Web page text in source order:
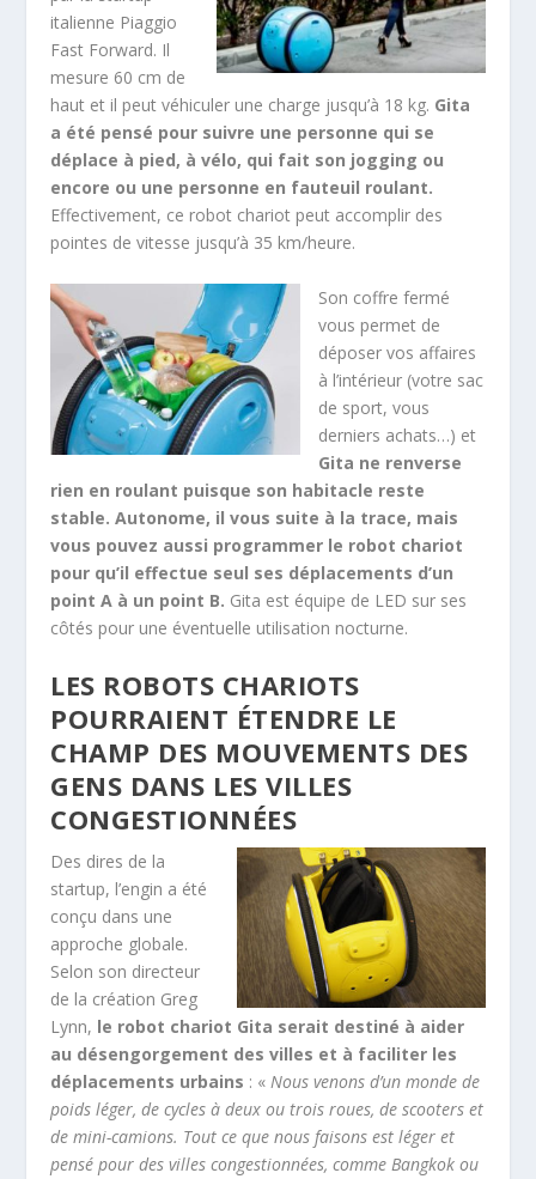
italienne Piaggio
Fast Forward. Il
mesure 60 cm de
haut et il peut véhiculer une charge jusqu’à 18 kg. Gita
a été pensé pour suivre une personne qui se
déplace à pied, à vélo, qui fait son jogging ou
encore ou une personne en fauteuil roulant.
Effectivement, ce robot chariot peut accomplir des
pointes de vitesse jusqu’à 35 km/heure.
Son coffre fermé
vous permet de
déposer vos affaires
à l’intérieur (votre sac
de sport, vous
derniers achats…) et
Gita ne renverse
rien en roulant puisque son habitacle reste
stable. Autonome, il vous suite à la trace, mais
vous pouvez aussi programmer le robot chariot
pour qu’il effectue seul ses déplacements d’un
point A à un point B. Gita est équipe de LED sur ses
côtés pour une éventuelle utilisation nocturne.
LES ROBOTS CHARIOTS
POURRAIENT ÉTENDRE LE
CHAMP DES MOUVEMENTS DES
GENS DANS LES VILLES
CONGESTIONNÉES
Des dires de la
startup, l’engin a été
conçu dans une
approche globale.
Selon son directeur
de la création Greg
Lynn, le robot chariot Gita serait destiné à aider
au désengorgement des villes et à faciliter les
déplacements urbains : «Nous venons d’un monde de
poids léger, de cycles à deux ou trois roues, de scooters et
de mini-camions. Tout ce que nous faisons est léger et
pensé pour des villes congestionnées, comme Bangkok ou